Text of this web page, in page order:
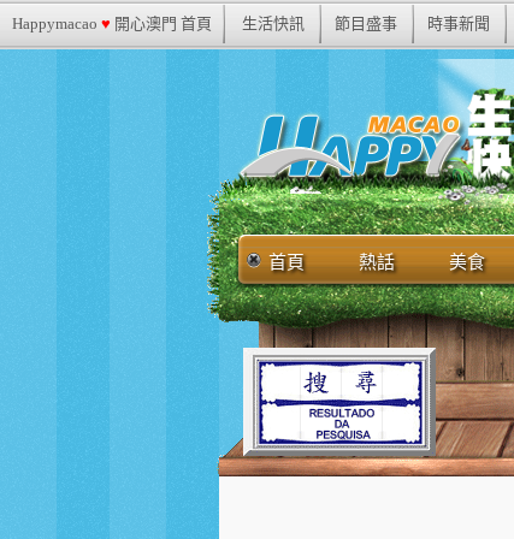
Happymacao ♥ 開心澳門 首頁 生活快訊 節目盛事 時事新聞
首頁 熱話 美食